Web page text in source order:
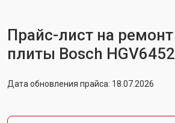
Прайс-лист на
плиты Bosch
Дата обновления прайса: 18.07.2026